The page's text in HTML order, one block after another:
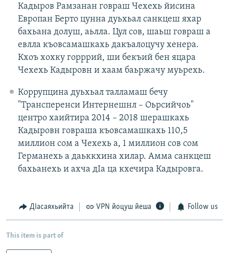
Кадыров Рамзанан говраш Чехехь йисина
Европан Берто цунна дуьхьал санкцеш яхар
бахьана долуш, аьлла. Цул сов, шаьш говраш а
евлла къовсамашкахь дакъалоцучу хенера.
Кхоъ хохку горррий, ши бекъий бен яцара
Чехехь Кадыровн и хаам баьржачу муьрехь.
Коррупцина дуьхьал талламаш бечу
"Трансперенси Интернешнл – Оьрсийчоь"
центро хаийтира 2014 – 2018 шерашкахь
Кадыровн говраша къовсамашкахь 110,5
миллион сом а Чехехь а, 1 миллион сов сом
Германехь а даьккхина хилар. Амма санкцеш
бахьанехь и ахча дIа ца кхечира Кадыровга.
ДIасаяхьийта VPN йоцуш йеша Follow us
This item is part of